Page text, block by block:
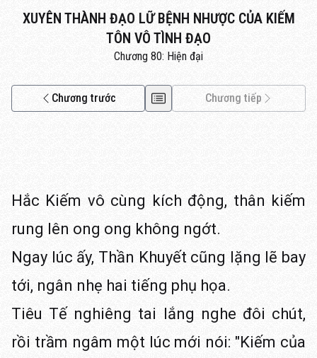
XUYÊN THÀNH ĐẠO LỮ BỆNH NHƯỢC CỦA KIẾM
TÔN VÔ TÌNH ĐẠO
Chương 80: Hiện đại
Chương trước Chương tiếp
Hắc Kiếm vô cùng kích động, thân kiếm
rung lên ong ong không ngớt.
Ngay lúc ấy, Thần Khuyết cũng lặng lẽ bay
tới, ngân nhẹ hai tiếng phụ họa.
Tiêu Tế nghiêng tai lắng nghe đôi chút,
rồi trầm ngâm một lúc mới nói: "Kiếm của